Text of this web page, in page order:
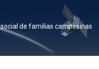
de familias campesinas